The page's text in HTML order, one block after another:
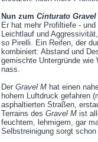
Nun zum Cinturato
Er hat mehr Profiltiefe -
Leichtlauf und
so Pirelli. Ein Reifen, der
kombiniert: Abstand und
gemischte Untergründe wie
nass.
Der Gravel M hat einen
hohem Luftdruck gefahren
asphaltierten Straßen,
Terrains des Gravel M ist
feuchtem, lehmigem, gar
Selbstreinigung sorgt